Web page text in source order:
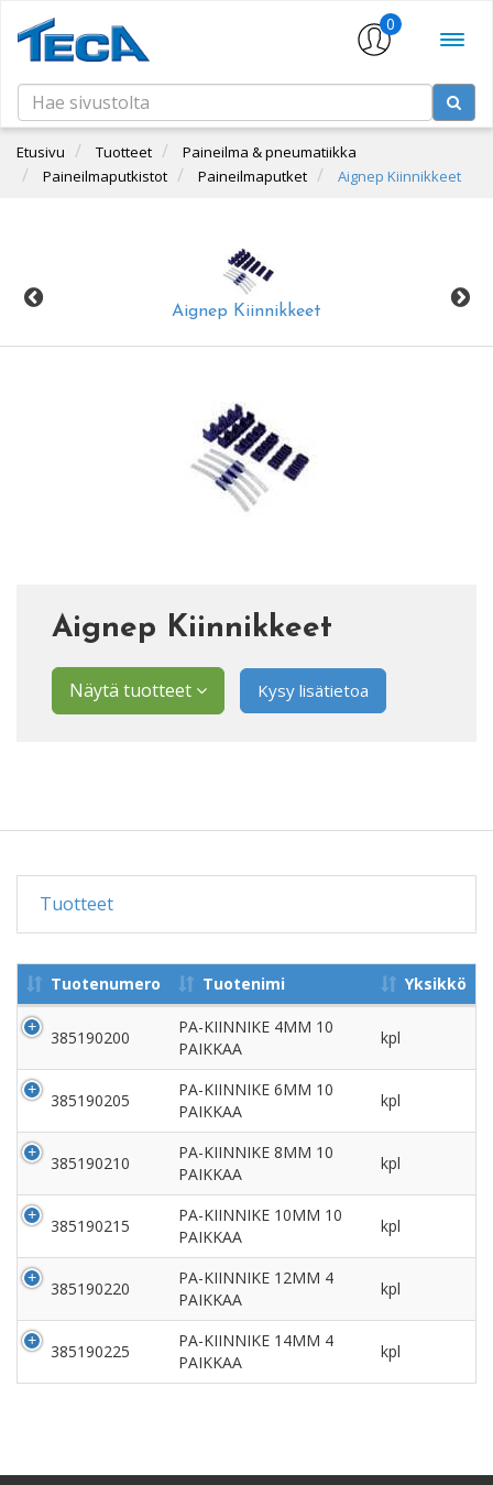
0
Etusivu Tuotteet
Paineilma & pneumatiikka
Paineilmaputkistot
Paineilmaputket Aignep Kiinnikkeet
Aignep Kiinnikkeet
Aignep Kiinnikkeet
Näytä tuotteet Kysy lisätietoa
Tuotteet
Tuotenumero Tuotenimi Yksikkö
385190200
PA-KIINNIKE 4MM 10
PAIKKAA
kpl
385190205
PA-KIINNIKE 6MM 10
PAIKKAA
kpl
385190210
PA-KIINNIKE 8MM 10
PAIKKAA
kpl
385190215
PA-KIINNIKE 10MM 10
PAIKKAA
kpl
385190220
PA-KIINNIKE 12MM 4
PAIKKAA
kpl
385190225
PA-KIINNIKE 14MM 4
PAIKKAA
kpl